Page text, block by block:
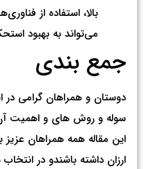
بالا، استفاده از
می‌تواند به بهبود
جمع بندی
دوستان و همراهان گرامی در
سوله و روش های و اهمیت آن
این مقاله همه همراهان عزیز
ارزان داشته باشندو در